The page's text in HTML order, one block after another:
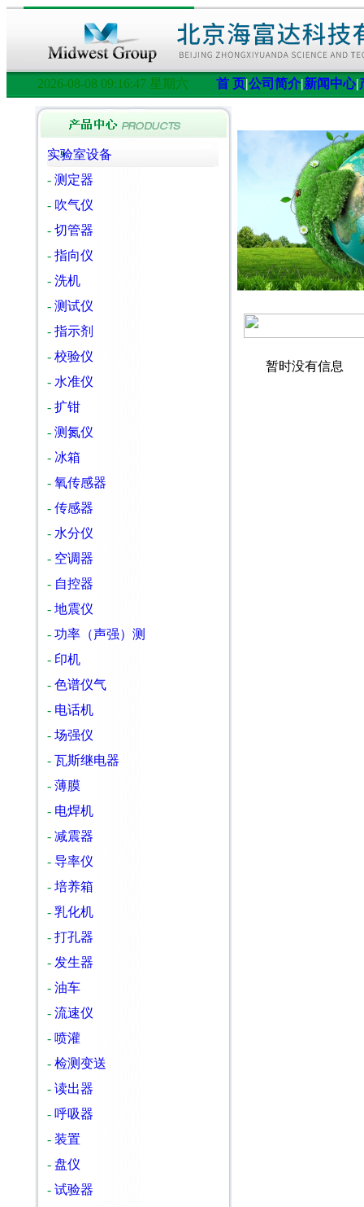
2026-08-08 09:16:48 星期六 首 页|公司简介|新闻中心|
实验室设备
- 测定器
- 吹气仪
- 切管器
- 指向仪
- 洗机
- 测试仪
- 指示剂
- 校验仪
- 水准仪
- 扩钳
- 测氮仪
- 冰箱
- 氧传感器
- 传感器
- 水分仪
- 空调器
- 自控器
- 地震仪
- 功率（声强）测
- 印机
- 色谱仪气
- 电话机
- 场强仪
- 瓦斯继电器
- 薄膜
- 电焊机
- 减震器
- 导率仪
- 培养箱
- 乳化机
- 打孔器
- 发生器
- 油车
- 流速仪
- 喷灌
- 检测变送
- 读出器
- 呼吸器
- 装置
- 盘仪
- 试验器
暂时没有信息